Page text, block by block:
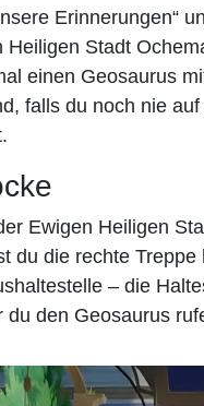
Erinnerungen“
Heiligen Stadt
einen Geosaurus
falls du noch nie
Ewigen Heiligen
du die rechte
– die
den Geosaurus